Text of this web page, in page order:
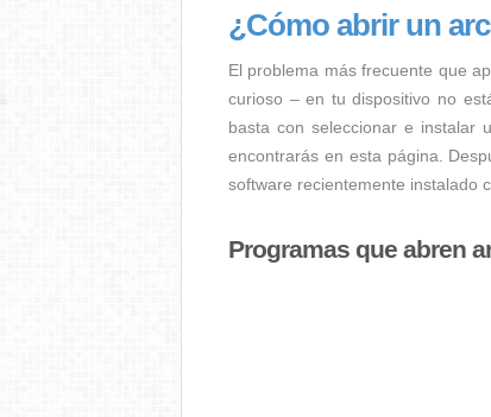
¿Cómo abrir un
El problema más frecuente que
curioso – en tu dispositivo no
basta con seleccionar e instalar
encontrarás en esta página.
software recientemente instalado
Programas que abren